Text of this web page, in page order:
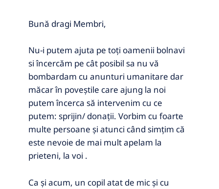
Bună dragi Membri,
Nu-i putem ajuta pe toţi oamenii bolnavi
si încercăm pe cât posibil sa nu vă
bombardam cu anunturi umanitare dar
măcar în poveştile care ajung la noi
putem încerca să intervenim cu ce
putem: sprijin/ donaţii. Vorbim cu foarte
multe persoane și atunci când simțim că
este nevoie de mai mult apelam la
prieteni, la voi .
Ca și acum, un copil atat de mic și cu